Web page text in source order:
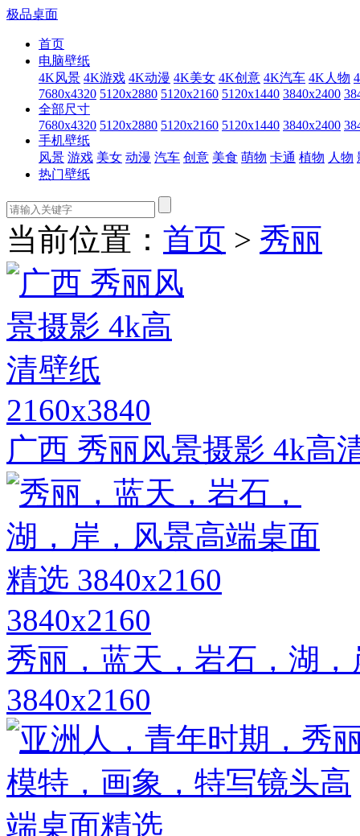
极品桌面
首页
电脑壁纸
4K风景 4K游戏 4K动漫 4K美女 4K创意 4K汽车 4K人物
7680x4320 5120x2880 5120x2160 5120x1440 3840x2400
全部尺寸
7680x4320 5120x2880 5120x2160 5120x1440 3840x2400
手机壁纸
风景 游戏 美女 动漫 汽车 创意 美食 萌物 卡通 植物 人物
热门壁纸
当前位置： 首页 > 秀丽
2160x3840
广西 秀丽风景摄影 4k高
3840x2160
秀丽，蓝天，岩石，湖
3840x2160